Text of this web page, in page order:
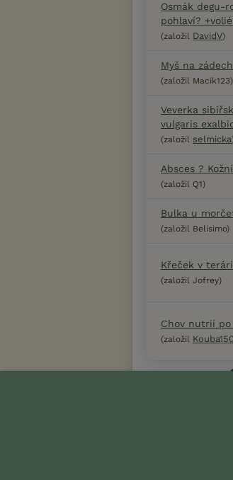
Osmák degu-
pohlaví?
(založil DavidV)
Myš na
(založil Macik123)
Veverka
vulgaris
(založil selmicka
Absces ?
(založil Q1)
Bulka u
(založil Belisimo)
Křeček v
(založil Jofrey)
Chov nutrií po
(založil Kouba150
KONTAKT DO